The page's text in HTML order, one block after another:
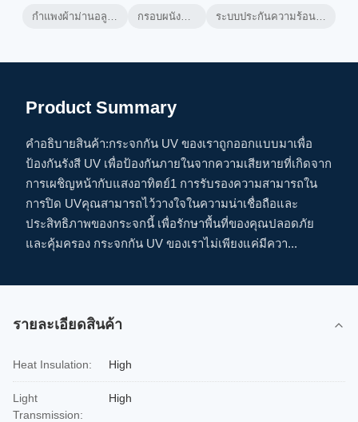
กําแพงผ้าม่านอลูมิเนียมที่ระบายอากาศ กรอบผนังผ้าม่านอลูมิเนียม ระบบประกันความร้อนในผนังผ้าม่านระบายอากาศ
Product Summary
คําอธิบายสินค้า:กระจกกัน UV ของเราถูกออกแบบมาเพื่อ
ป้องกันรังสี UV เพื่อป้องกันภายในจากความเสียหายที่เกิดจาก
การเผชิญหน้ากับแสงอาทิตย์1 การรับรองความสามารถใน
การปิด UVคุณสามารถไว้วางใจในความน่าเชื่อถือและ
ประสิทธิภาพของกระจกนี้ เพื่อรักษาพื้นที่ของคุณปลอดภัย
และคุ้มครอง กระจกกัน UV ของเราไม่เพียงแค่มีควา...
รายละเอียดสินค้า
Heat Insulation: High
Light
Transmission:
High